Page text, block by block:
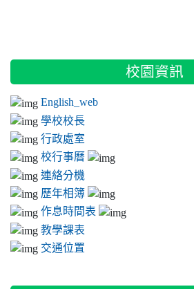
::: 校園資訊
English_web
學校校長
行政處室
校行事曆
連絡分機
歷年相簿
作息時間表
教學課表
交通位置